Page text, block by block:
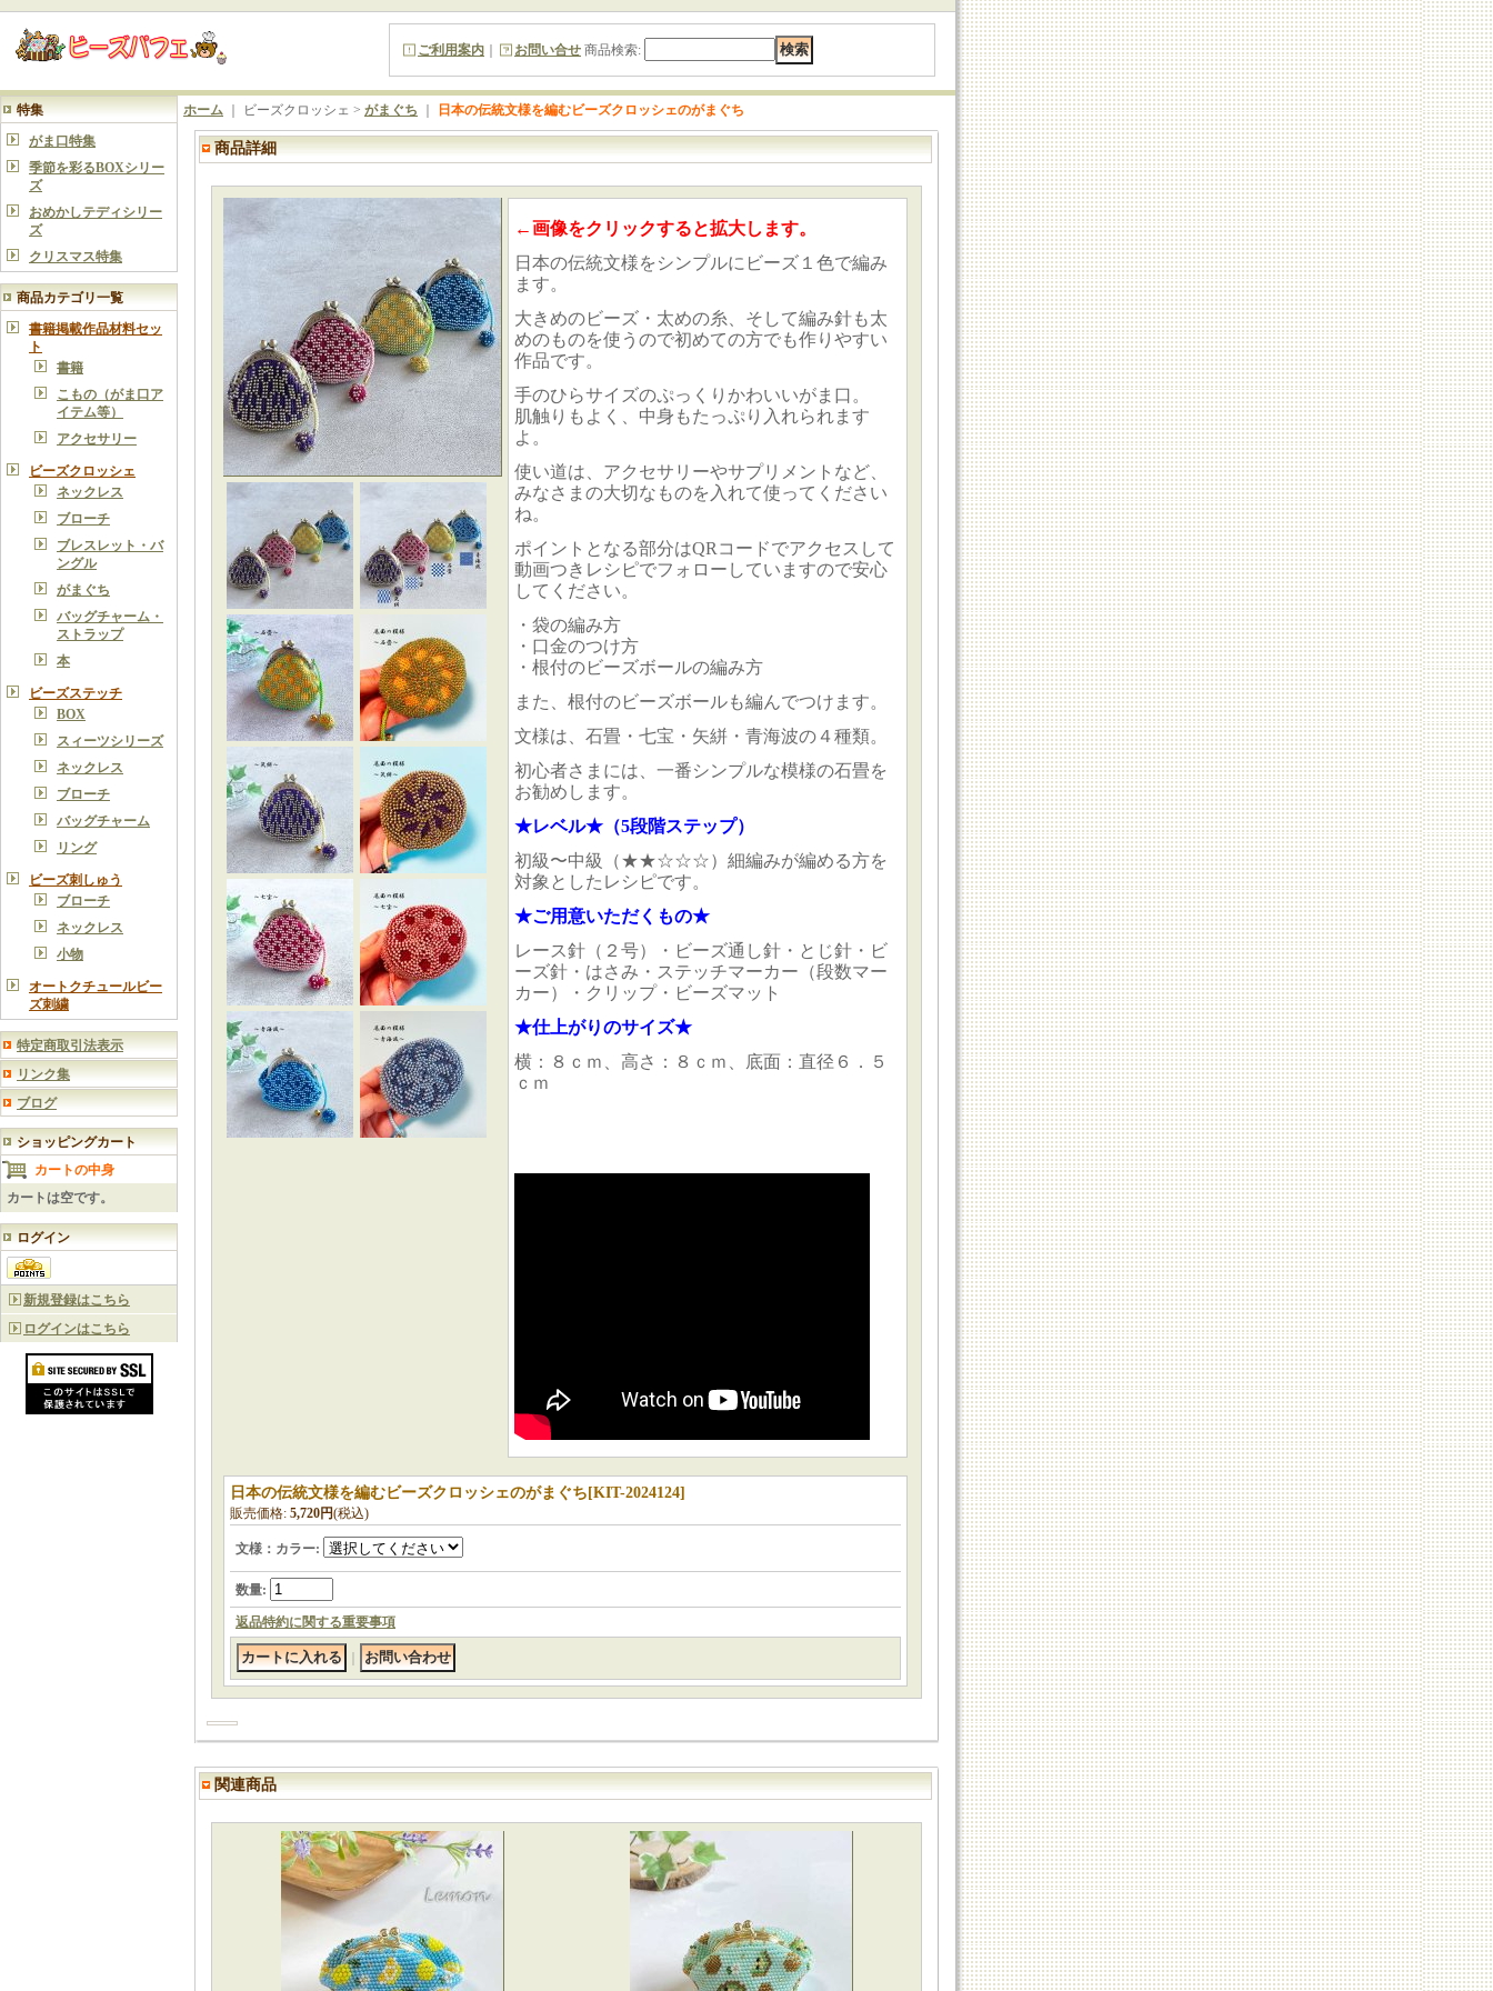
ご利用案内 お問い合せ 商品検索:
特集
がま口特集
季節を彩るBOXシリー
ズ
おめかしテディシリー
ズ
クリスマス特集
商品カテゴリ一覧
書籍掲載作品材料セッ
ト
書籍
こもの（がま口ア
イテム等）
アクセサリー
ビーズクロッシェ
ネックレス
ブローチ
ブレスレット・バ
ングル
がまぐち
バッグチャーム・
ストラップ
本
ビーズステッチ
BOX
スィーツシリーズ
ネックレス
ブローチ
バッグチャーム
リング
ビーズ刺しゅう
ブローチ
ネックレス
小物
オートクチュールビー
ズ刺繍
特定商取引法表示
リンク集
ブログ
ショッピングカート
カートの中身
カートは空です。
ログイン
新規登録はこちら
ログインはこちら
ホーム ｜ ビーズクロッシェ > がまぐち 日本の伝統文様を編むビーズクロッシェのがまぐち
商品詳細
←画像をクリックすると拡大します。
日本の伝統文様をシンプルにビーズ１色で編み
ます。
大きめのビーズ・太めの糸、そして編み針も太
めのものを使うので初めての方でも作りやすい
作品です。
手のひらサイズのぷっくりかわいいがま口。
肌触りもよく、中身もたっぷり入れられます
よ。
使い道は、アクセサリーやサプリメントなど、
みなさまの大切なものを入れて使ってください
ね。
ポイントとなる部分はQRコードでアクセスして
動画つきレシピでフォローしていますので安心
してください。
・袋の編み方
・口金のつけ方
・根付のビーズボールの編み方
また、根付のビーズボールも編んでつけます。
文様は、石畳・七宝・矢絣・青海波の４種類。
初心者さまには、一番シンプルな模様の石畳を
お勧めします。
★レベル★（5段階ステップ）
初級〜中級（★★☆☆☆）細編みが編める方を
対象としたレシピです。
★ご用意いただくもの★
レース針（２号）・ビーズ通し針・とじ針・ビ
ーズ針・はさみ・ステッチマーカー（段数マー
カー）・クリップ・ビーズマット
★仕上がりのサイズ★
横：８ｃｍ、高さ：８ｃｍ、底面：直径６．５
ｃｍ
日本の伝統文様を編むビーズクロッシェのがまぐち [KIT-2024124]
販売価格: 5,720円(税込)
文様：カラー:
数量:
返品特約に関する重要事項
関連商品